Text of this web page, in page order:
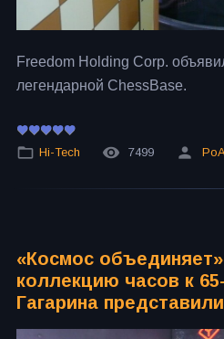
Freedom Holding Corp.
легендарной ChessBase.
Hi-Tech 7499
«Космос
коллекцию часов к
Гагарина